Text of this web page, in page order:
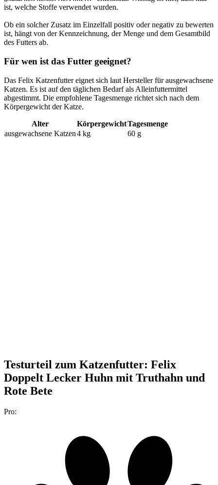
ist, welche Stoffe verwendet wurden.
Ob ein solcher Zusatz im Einzelfall positiv oder negativ zu bewerten
ist, hängt von der Kennzeichnung, der Menge und dem Gesamtbild
des Futters ab.
Für wen ist das Futter geeignet?
Das Felix Katzenfutter eignet sich laut Hersteller für ausgewachsene
Katzen. Es ist auf den täglichen Bedarf als Alleinfuttermittel
abgestimmt. Die empfohlene Tagesmenge richtet sich nach dem
Körpergewicht der Katze.
Alter KörpergewichtTagesmenge
ausgewachsene Katzen4 kg 60 g
Testurteil zum Katzenfutter: Felix
Doppelt Lecker Huhn mit Truthahn und
Rote Bete
Pro: